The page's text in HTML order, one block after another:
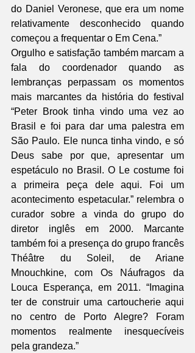
do Daniel Veronese, que era um nome
relativamente desconhecido quando
começou a frequentar o Em Cena.”
Orgulho e satisfação também marcam a
fala do coordenador quando as
lembranças perpassam os momentos
mais marcantes da história do festival
“Peter Brook tinha vindo uma vez ao
Brasil e foi para dar uma palestra em
São Paulo. Ele nunca tinha vindo, e só
Deus sabe por que, apresentar um
espetáculo no Brasil. O Le costume foi
a primeira peça dele aqui. Foi um
acontecimento espetacular.” relembra o
curador sobre a vinda do grupo do
diretor inglês em 2000. Marcante
também foi a presença do grupo francês
Théâtre du Soleil, de Ariane
Mnouchkine, com Os Náufragos da
Louca Esperança, em 2011. “Imagina
ter de construir uma cartoucherie aqui
no centro de Porto Alegre? Foram
momentos realmente inesquecíveis
pela grandeza.”